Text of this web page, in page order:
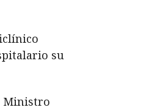
su
Ministro